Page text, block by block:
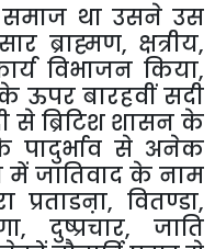
समाज था उसने उस
ब्राह्मण, क्षत्रीय,
विभाजन किया,
ऊपर बारहवीं सदी
से ब्रिटिश शासन के
पादुर्भाव से अनेक
में जातिवाद के नाम
प्रताडऩा,वितण्डा,
,दुष्प्रचार,जाति